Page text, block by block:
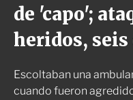
de 'capo';
heridos, seis
Escoltaban una
cuando fueron